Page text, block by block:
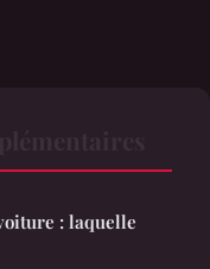
: laquelle